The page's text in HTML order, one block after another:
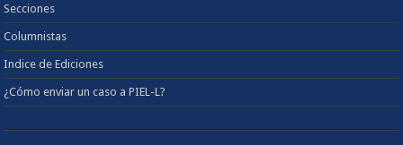
Secciones
Columnistas
Indice de Ediciones
¿Cómo enviar un caso a PIEL-L?